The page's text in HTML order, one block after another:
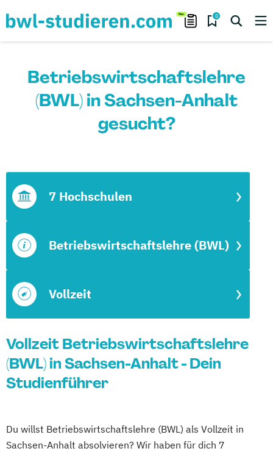
0
Betriebswirtschaftslehre
(BWL) in Sachsen-Anhalt
gesucht?
Vollzeit
Betriebswirtschaftslehre (BWL)
7 Hochschulen
Vollzeit Betriebswirtschaftslehre
(BWL) in Sachsen-Anhalt - Dein
Studienführer
Du willst Betriebswirtschaftslehre (BWL) als Vollzeit in
Sachsen-Anhalt absolvieren? Wir haben für dich 7